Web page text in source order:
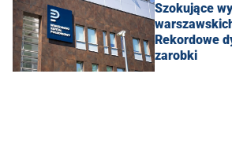
Szokujące
Rekordowe
zarobki